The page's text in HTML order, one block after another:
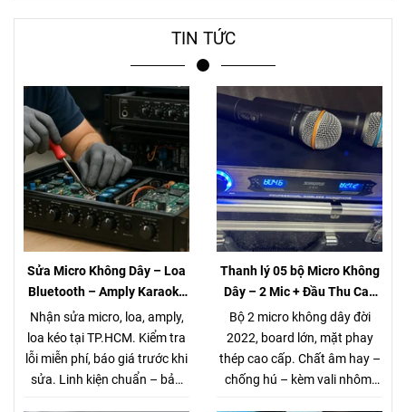
TIN TỨC
Sửa Micro Không Dây – Loa
Bluetooth – Amply Karaoke
– Loa Kéo Tại TP.HCM |
Kiểm Tra Miễn Phí
Nhận sửa micro, loa, amply,
loa kéo tại TP.HCM. Kiểm tra
lỗi miễn phí, báo giá trước khi
sửa. Linh kiện chuẩn – bảo
Thanh lý 05 bộ Micro Không
Dây – 2 Mic + Đầu Thu Cao
cấp – Giá chỉ 980K
Bộ 2 micro không dây đời
2022, board lớn, mặt phay
thép cao cấp. Chất âm hay –
chống hú – kèm vali nhôm.